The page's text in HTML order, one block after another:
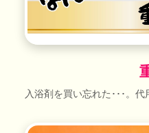
入浴剤を買い忘れた･･･。